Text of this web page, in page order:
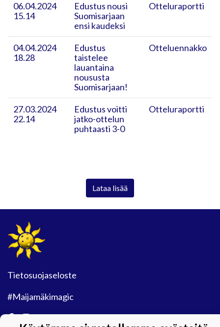
06.04.2024
15.14
Edustus nousi
Suomisarjaan
ensi kaudeksi
Otteluraportti
04.04.2024
18.28
Edustus
taistelee
lauantaina
noususta
Suomisarjaan!
Otteluennakko
27.03.2024
22.14
Edustus voitti
jatko-ottelun
puhtaasti 3-0
Otteluraportti
Lataa lisää
Tietosuojaseloste
#Maijamäkimagic